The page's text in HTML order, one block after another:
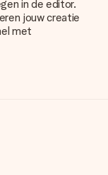
in de editor.
jouw creatie
met